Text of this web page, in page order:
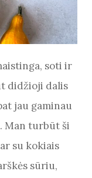
soti ir
didžioji dalis
jau gaminau
Man turbūt ši
su kokiais
sūriu,